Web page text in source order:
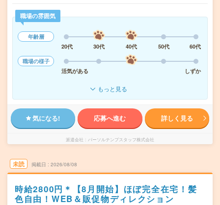
職場の雰囲気
年齢層
20代
30代 40代 50代
60代
職場の様子
活気がある
しずか
もっと見る
気になる! 応募へ進む 詳しく見る
派遣会社 パーソルテンプスタッフ株式会社
未読 掲載日 2026/08/08
時給2800円＊【8月開始】ほぼ完全在宅！髪
色自由！WEB＆販促物ディレクション